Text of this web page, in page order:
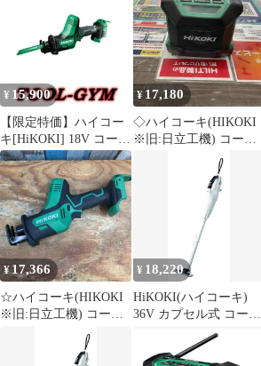
確認
¥ 15,900
【限定特価】ハイコー
キ[HiKOKI] 18V コード
レスセーバソー
CR18DA(NN) 本体のみ
¥ 17,180
◇ハイコーキ(HIKOKI
※旧:日立工機) コード
UR18DA(NN)【戸田
¥17,366
☆ハイコーキ(HIKOKI
※旧:日立工機) コード
レスセーバーソー
CR18DA(NN)【柏店】
¥ 18,220
HiKOKI(ハイコーキ)
36V カプセル式 コード
レス掃除機 R36DB ペー
ルホワイト バッテリ